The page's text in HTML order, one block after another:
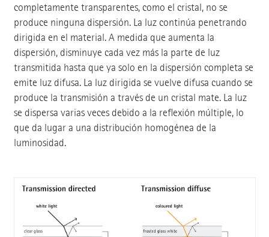
completamente transparentes, como el cristal, no se
produce ninguna dispersión. La luz continúa penetrando
dirigida en el material. A medida que aumenta la
dispersión, disminuye cada vez más la parte de luz
transmitida hasta que ya solo en la dispersión completa se
emite luz difusa. La luz dirigida se vuelve difusa cuando se
produce la transmisión a través de un cristal mate. La luz
se dispersa varias veces debido a la reflexión múltiple, lo
que da lugar a una distribución homogénea de la
luminosidad.